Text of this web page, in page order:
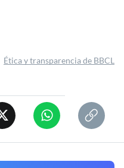
Ética y transparencia de BBCL